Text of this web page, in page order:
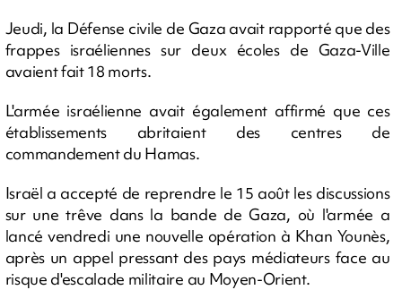
Jeudi, la Défense civile de Gaza avait rapporté que des
frappes israéliennes sur deux écoles de Gaza-Ville
avaient fait 18 morts.
L'armée israélienne avait également affirmé que ces
établissements abritaient des centres de
commandement du Hamas.
Israël a accepté de reprendre le 15 août les discussions
sur une trêve dans la bande de Gaza, où l'armée a
lancé vendredi une nouvelle opération à Khan Younès,
après un appel pressant des pays médiateurs face au
risque d'escalade militaire au Moyen-Orient.